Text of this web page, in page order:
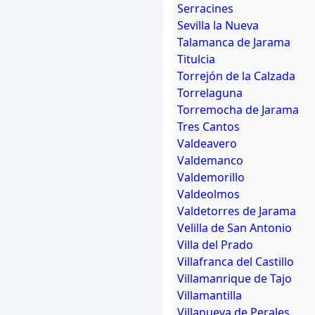
Serracines
Sevilla la Nueva
Talamanca de Jarama
Titulcia
Torrejón de la Calzada
Torrelaguna
Torremocha de Jarama
Tres Cantos
Valdeavero
Valdemanco
Valdemorillo
Valdeolmos
Valdetorres de Jarama
Velilla de San Antonio
Villa del Prado
Villafranca del Castillo
Villamanrique de Tajo
Villamantilla